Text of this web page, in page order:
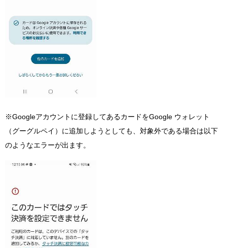
※Googleアカウントに登録してあるカードをGoogle ウォレット
（グーグルペイ）に追加しようとしても、対象外である場合は以下
のようなエラーが出ます。